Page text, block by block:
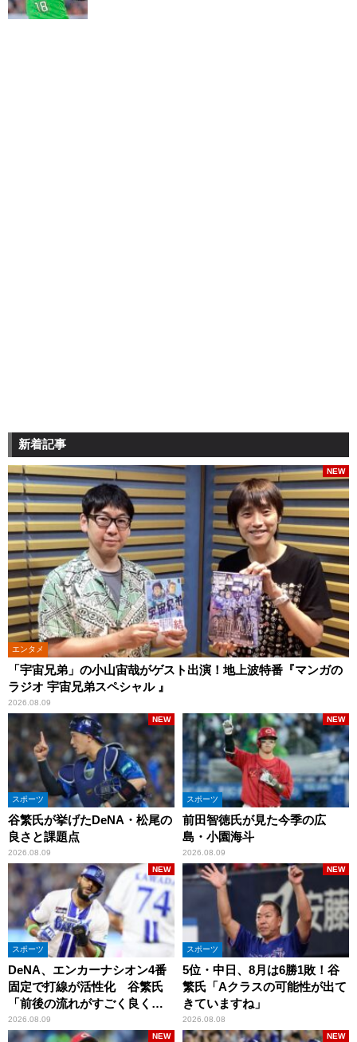
新着記事
エンタメ
「宇宙兄弟」の小山宙哉がゲスト出演！地上波特番『マンガの
ラジオ 宇宙兄弟スペシャル 』
2026.08.09
NEW
スポーツ
谷繁氏が挙げたDeNA・松尾の
良さと課題点
2026.08.09
NEW
スポーツ
前田智徳氏が見た今季の広
島・小園海斗
2026.08.09
NEW
スポーツ
DeNA、エンカーナシオン4番
固定で打線が活性化 谷繁氏
「前後の流れがすごく良くな
りましたね」
2026.08.09
NEW
スポーツ
5位・中日、8月は6勝1敗！谷
繁氏「Aクラスの可能性が出て
きていますね」
2026.08.08
NEW
NEW NEW